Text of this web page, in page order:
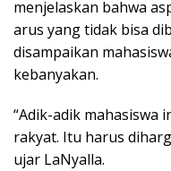
menjelaskan bahwa
arus yang tidak bisa
disampaikan
kebanyakan.
“Adik-adik mahasiswa
rakyat. Itu harus
ujar LaNyalla.